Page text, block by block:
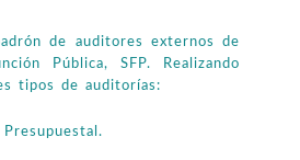
de auditores externos de
Pública, SFP. Realizando
tipos de auditorías: